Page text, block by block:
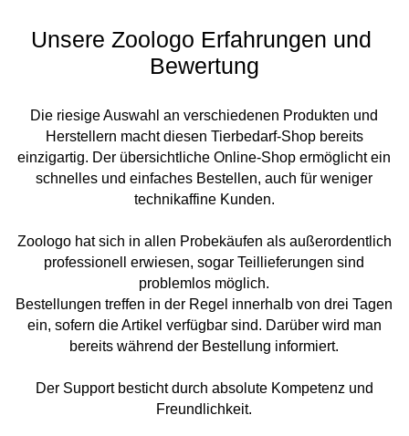
Unsere Zoologo Erfahrungen und
Bewertung
Die riesige Auswahl an verschiedenen Produkten und
Herstellern macht diesen Tierbedarf-Shop bereits
einzigartig. Der übersichtliche Online-Shop ermöglicht ein
schnelles und einfaches Bestellen, auch für weniger
technikaffine Kunden.
Zoologo hat sich in allen Probekäufen als außerordentlich
professionell erwiesen, sogar Teillieferungen sind
problemlos möglich.
Bestellungen treffen in der Regel innerhalb von drei Tagen
ein, sofern die Artikel verfügbar sind. Darüber wird man
bereits während der Bestellung informiert.
Der Support besticht durch absolute Kompetenz und
Freundlichkeit.